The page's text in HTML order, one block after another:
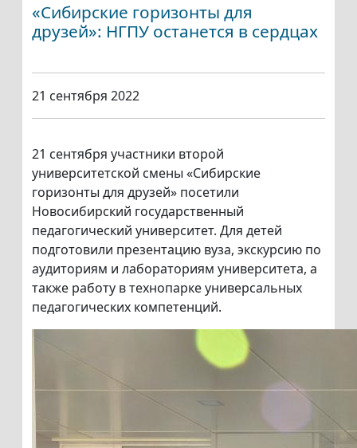
«Сибирские горизонты для
друзей»: НГПУ останется в сердцах
21 сентября 2022
21 сентября участники второй
университетской смены «Сибирские
горизонты для друзей» посетили
Новосибирский государственный
педагогический университет. Для детей
подготовили презентацию вуза, экскурсию по
аудиториям и лабораториям университета, а
также работу в технопарке универсальных
педагогических компетенций.